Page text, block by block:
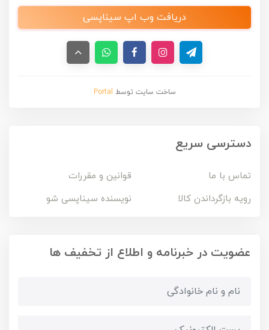
دریافت وب اپ سیناپسی
ساخت سایت توسط Portal
دسترسی سریع
تماس با ما
قوانین و مقررات
رویه بازگرداندن کالا
نویسنده سیناپسی شو
عضویت در خبرنامه و اطلاع از تخفیف ها